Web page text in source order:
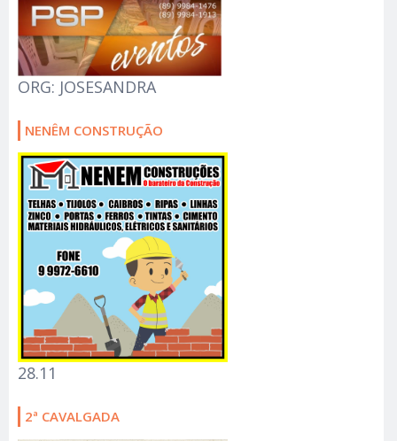
ORG: JOSESANDRA
NENÊM CONSTRUÇÃO
28.11
2ª CAVALGADA